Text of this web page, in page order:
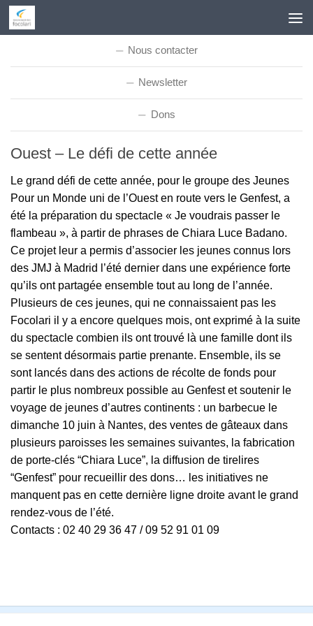
Skip to content
Nous contacter
Newsletter
Dons
Ouest – Le défi de cette année
Le grand défi de cette année, pour le groupe des Jeunes
Pour un Monde uni de l’Ouest en route vers le Genfest, a
été la préparation du spectacle « Je voudrais passer le
flambeau », à partir de phrases de Chiara Luce Badano.
Ce projet leur a permis d’associer les jeunes connus lors
des JMJ à Madrid l’été dernier dans une expérience forte
qu’ils ont partagée ensemble tout au long de l’année.
Plusieurs de ces jeunes, qui ne connaissaient pas les
Focolari il y a encore quelques mois, ont exprimé à la suite
du spectacle combien ils ont trouvé là une famille dont ils
se sentent désormais partie prenante. Ensemble, ils se
sont lancés dans des actions de récolte de fonds pour
partir le plus nombreux possible au Genfest et soutenir le
voyage de jeunes d’autres continents : un barbecue le
dimanche 10 juin à Nantes, des ventes de gâteaux dans
plusieurs paroisses les semaines suivantes, la fabrication
de porte-clés “Chiara Luce”, la diffusion de tirelires
“Genfest” pour recueillir des dons… les initiatives ne
manquent pas en cette dernière ligne droite avant le grand
rendez-vous de l’été.
Contacts : 02 40 29 36 47 / 09 52 91 01 09